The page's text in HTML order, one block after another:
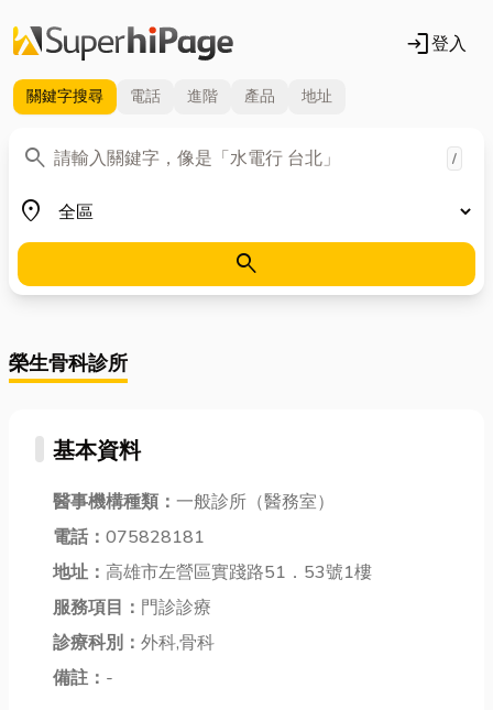
login登入
關鍵字搜尋 電話 進階 產品 地址
search
關鍵字 /
place
地區
search
榮生骨科診所
基本資料
醫事機構種類： 一般診所（醫務室）
電話： 075828181
地址： 高雄市左營區實踐路51．53號1樓
服務項目： 門診診療
診療科別： 外科,骨科
備註： -